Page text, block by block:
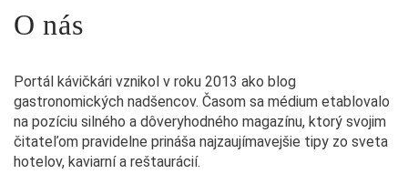
O nás
Portál kávičkári vznikol v roku 2013 ako blog
gastronomických nadšencov. Časom sa médium etablovalo
na pozíciu silného a dôveryhodného magazínu, ktorý svojim
čitateľom pravidelne prináša najzaujímavejšie tipy zo sveta
hotelov, kaviarní a reštaurácií.